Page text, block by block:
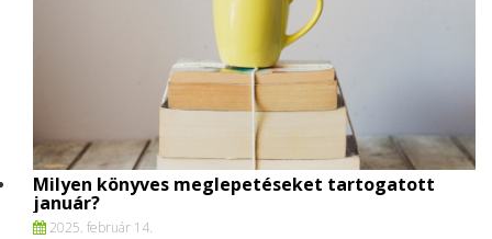
Milyen könyves meglepetéseket tartogatott
január?
2025. február 14.